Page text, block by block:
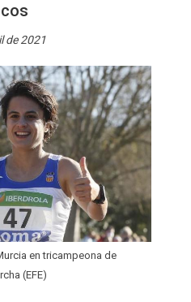
de 2021
en tricampeona de
(EFE)